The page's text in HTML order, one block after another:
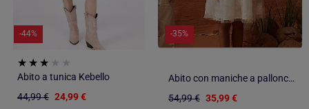
-44%
Abito a tunica Kebello
44,99 € 24,99 €
-35%
Abito con maniche a palloncino e fiori 3D
54,99 € 35,99 €